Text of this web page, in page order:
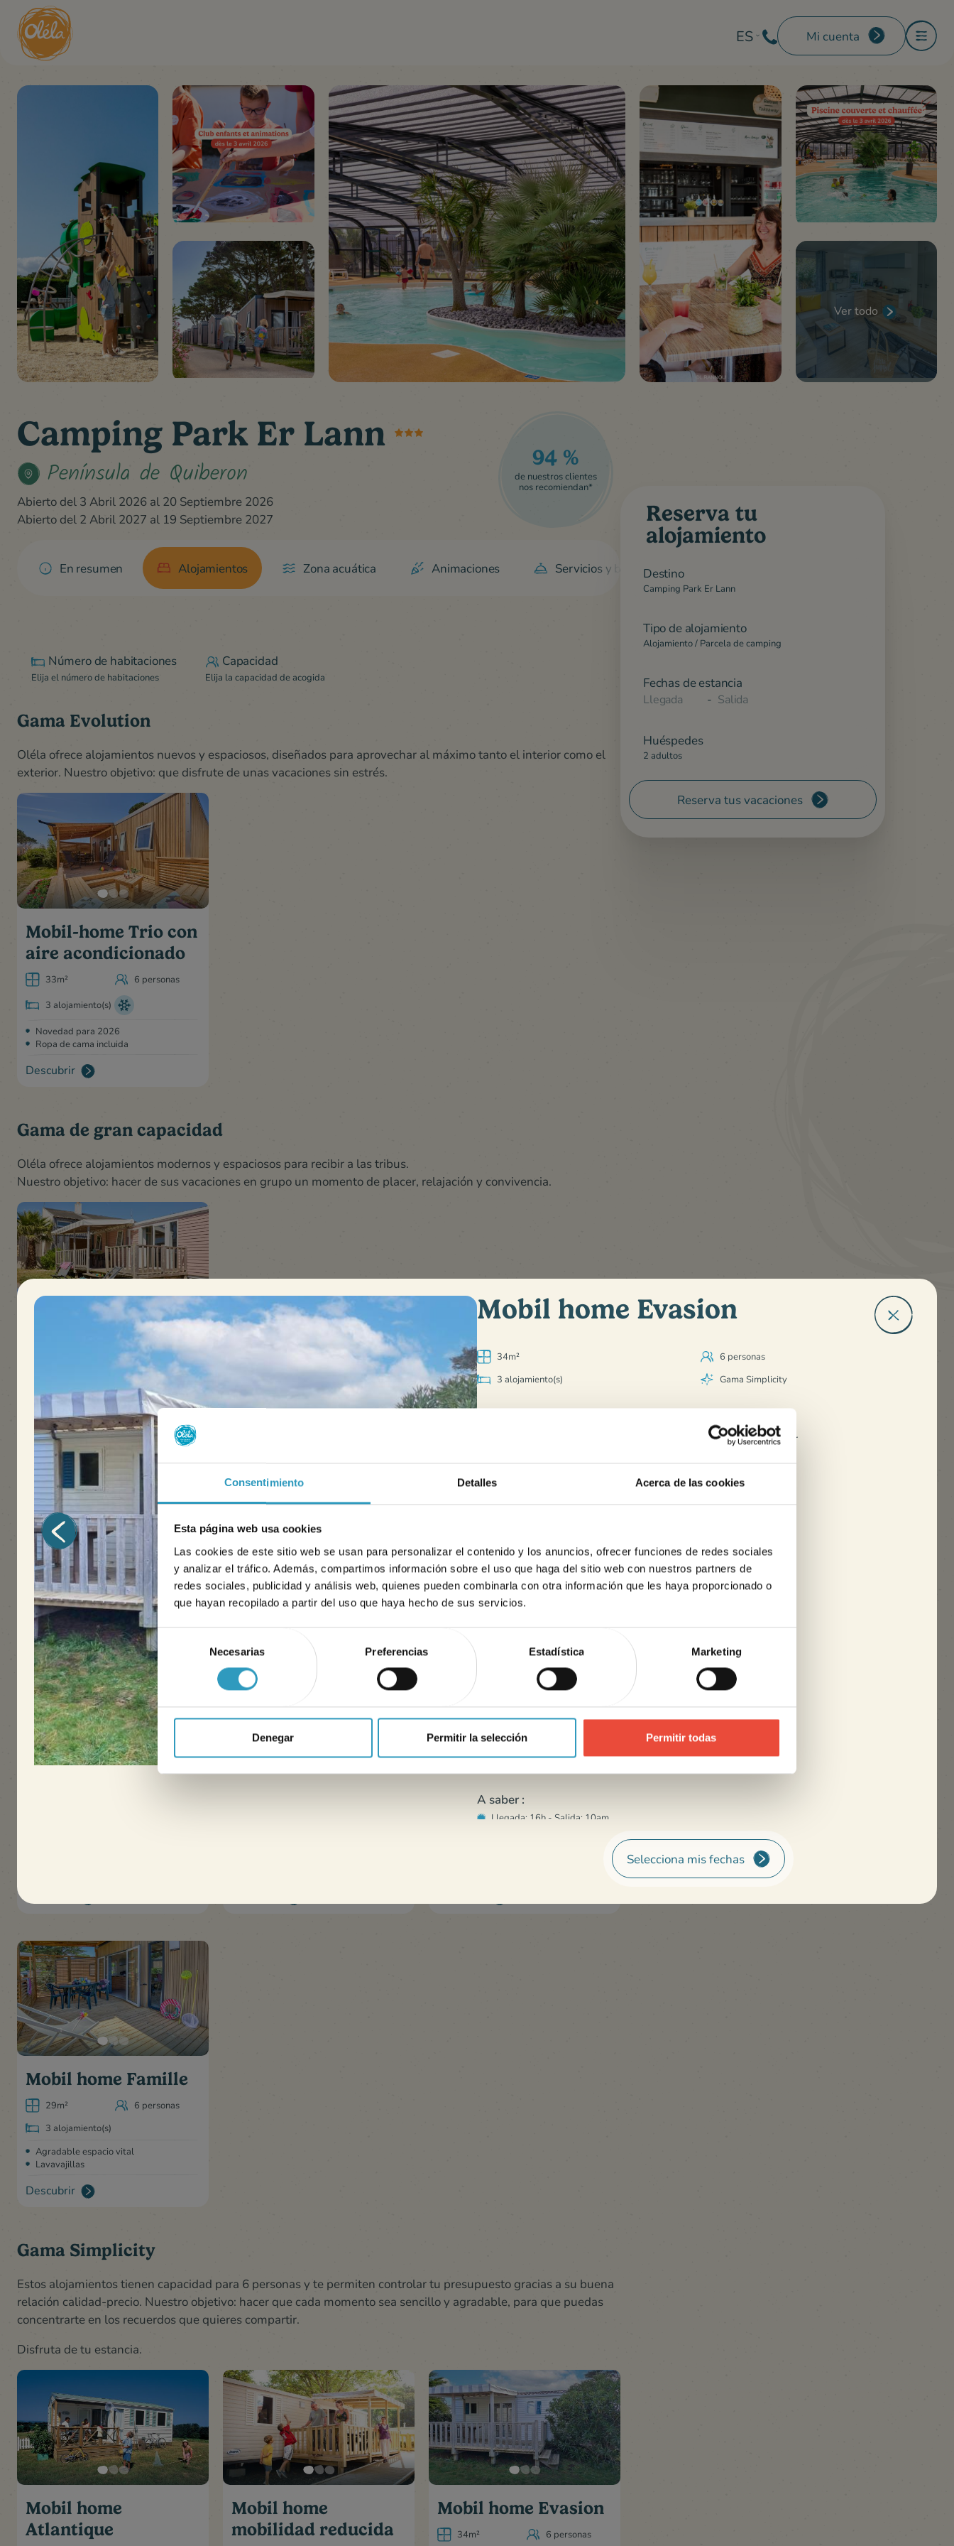
Consentimiento Detalles Acerca de las cookies
Esta página web usa cookies
Las cookies de este sitio web se usan para personalizar el contenido y los anuncios, ofrecer funciones de redes sociales
y analizar el tráfico. Además, compartimos información sobre el uso que haga del sitio web con nuestros partners de
redes sociales, publicidad y análisis web, quienes pueden combinarla con otra información que les haya proporcionado o
que hayan recopilado a partir del uso que haya hecho de sus servicios.
de
consentimiento
Necesarias Preferencias Estadística Marketing
Denegar Permitir la selección Permitir todas
ES Mi cuenta
Ver todo
Camping Park Er Lann
Península de Quiberon
Abierto del 3 Abril 2026 al 20 Septiembre 2026
Abierto del 2 Abril 2027 al 19 Septiembre 2027
94 %
de nuestros clientes
nos recomiendan*
En resumen Alojamientos Zona acuática Animaciones Servicios y beneficios
Número de habitaciones
Elija el número de habitaciones
Capacidad
Elija la capacidad de acogida
Gama Evolution
Oléla ofrece alojamientos nuevos y espaciosos, diseñados para aprovechar al máximo tanto el interior como el
exterior. Nuestro objetivo: que disfrute de unas vacaciones sin estrés.
Mobil-home Trio con
aire acondicionado
33m²
6 personas
3 alojamiento(s)
Novedad para 2026
Ropa de cama incluida
Descubrir
Gama de gran capacidad
Oléla ofrece alojamientos modernos y espaciosos para recibir a las tribus.
Nuestro objetivo: hacer de sus vacaciones en grupo un momento de placer, relajación y convivencia.
Génération
8 personas
4 alojamiento(s)
Bonito espacio vital
Lavavajillas
Descubrir
Gama Confort
Oléla ofrece alojamientos nuevos y espaciosos diseñados para facilitar cada momento.
Nuestro objetivo: ayudarle a disfrutar de sus vacaciones sin estrés
23m²
5 personas
Mobil home Famille
29m²
6 personas
3 alojamiento(s)
Agradable espacio vital
Lavavajillas
Descubrir
Gama Simplicity
Estos alojamientos tienen capacidad para 6 personas y te permiten controlar tu presupuesto gracias a su buena
relación calidad-precio. Nuestro objetivo: hacer que cada momento sea sencillo y agradable, para que puedas
concentrarte en los recuerdos que quieres compartir.
Disfruta de tu estancia.
Mobil home
Atlantique
Mobil home
mobilidad reducida
Mobil home Evasion
34m² 6 personas
Mobil home Evasion
34m²
6 personas
3 alojamiento(s)
Gama Simplicity
Equipo
Cuatro camas de 80 x 190 cm incluida una
Sala de estar
Banco
Cocina
Hob
Microondas
Ducha
Al aire libre
Terraza de madera semicubierta
Salón de jardín
A saber :
Llegada: 16h - Salida: 10am
No hay calefacción en las habitaciones
Se ofrece cuna antes del 04/07 y a partir del 29/08/2026(sujeto a disponibilidad, debe reservarse al
Selecciona mis fechas
Reserva tu
alojamiento
Destino
Camping Park Er Lann
Tipo de alojamiento
Alojamiento / Parcela de camping
Fechas de estancia
-
Huéspedes
2 adultos
Reserva tus vacaciones